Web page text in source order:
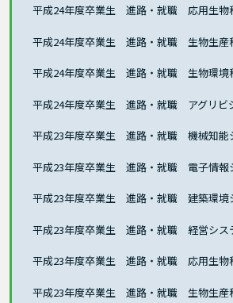
平成24年度卒業生 進路・就職 応用生物
平成24年度卒業生 進路・就職 生物生産
平成24年度卒業生 進路・就職 生物環境
平成24年度卒業生 進路・就職 アグリビ
平成23年度卒業生 進路・就職 機械知能
平成23年度卒業生 進路・就職 電子情報
平成23年度卒業生 進路・就職 建築環境
平成23年度卒業生 進路・就職 経営シス
平成23年度卒業生 進路・就職 応用生物
平成23年度卒業生 進路・就職 生物生産